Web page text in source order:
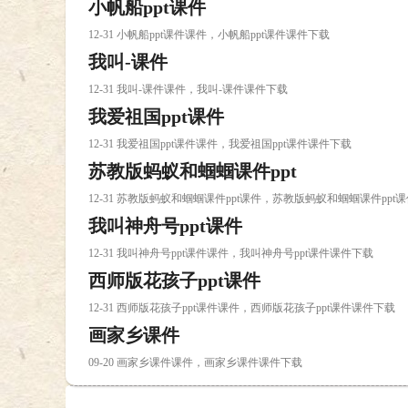
小帆船ppt课件
12-31 小帆船ppt课件课件，小帆船ppt课件课件下载
我叫-课件
12-31 我叫-课件课件，我叫-课件课件下载
我爱祖国ppt课件
12-31 我爱祖国ppt课件课件，我爱祖国ppt课件课件下载
苏教版蚂蚁和蝈蝈课件ppt
12-31 苏教版蚂蚁和蝈蝈课件ppt课件，苏教版蚂蚁和蝈蝈课件ppt
我叫神舟号ppt课件
12-31 我叫神舟号ppt课件课件，我叫神舟号ppt课件课件下载
西师版花孩子ppt课件
12-31 西师版花孩子ppt课件课件，西师版花孩子ppt课件课件下载
画家乡课件
09-20 画家乡课件课件，画家乡课件课件下载